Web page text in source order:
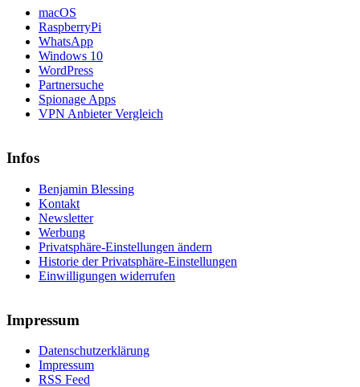
macOS
RaspberryPi
WhatsApp
Windows 10
WordPress
Partnersuche
Spionage Apps
VPN Anbieter Vergleich
Infos
Benjamin Blessing
Kontakt
Newsletter
Werbung
Privatsphäre-Einstellungen ändern
Historie der Privatsphäre-Einstellungen
Einwilligungen widerrufen
Impressum
Datenschutzerklärung
Impressum
RSS Feed